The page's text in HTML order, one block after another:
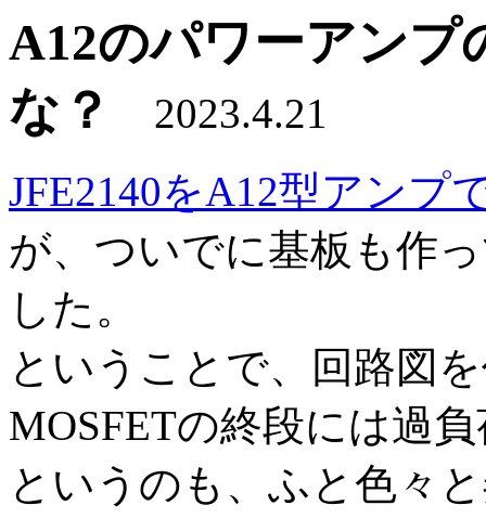
A12のパワーアンプ
な？
2023.4.21
JFE2140をA12型アンプ
が、ついでに基板も作
した。
ということで、回路図
MOSFETの終段には過
というのも、ふと色々